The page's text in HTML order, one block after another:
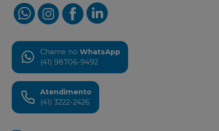
Chame no WhatsApp
(41) 98706-9492
Atendimento
(41) 3222-2426